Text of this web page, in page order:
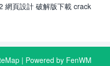
網頁設計 破解版下載 crack
| Powered by FenWM